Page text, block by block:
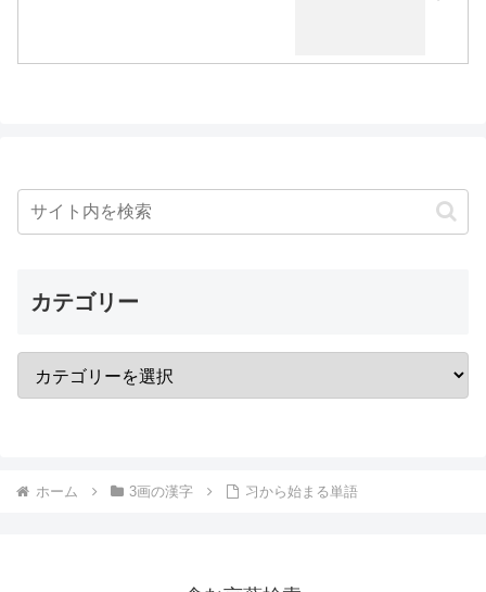
カテゴリー
ホーム 3画の漢字 习から始まる単語